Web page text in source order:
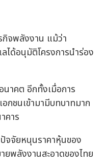
กิจพลังงาน แม้ว่า
ได้อนุมัติโครงการนำร่อง
าคต อีกทั้งเมื่อการ
กชนเข้ามามีบทบาทมาก
คาร
จจัยหนุนราคาหุ้นของ
ยพลังงานสะอาดของไทย